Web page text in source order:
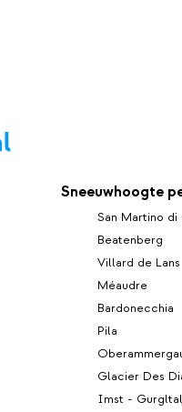
Sneeuwhoogte
San Martino di
Beatenberg
Villard de Lans
Méaudre
Bardonecchia
Pila
Glacier Des
Imst - Gurgltal